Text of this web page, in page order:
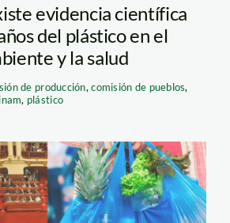
evidencia científica
del plástico en el
y la salud
de producción,comisión de pueblos,
, plástico